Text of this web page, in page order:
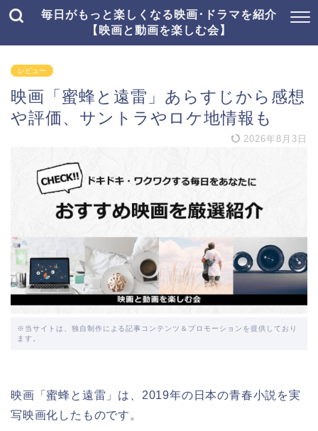
毎日がもっと楽しくなる映画･ドラマを紹介
【映画と動画を楽しむ会】
レビュー
映画「蜜蜂と遠雷」あらすじから感想
や評価、サントラやロケ地情報も
2026年8月3日
※当サイトは、独自制作による記事コンテンツ＆プロモーションを提供しており
ます。
映画「蜜蜂と遠雷」は、2019年の日本の青春小説を実
写映画化したものです。